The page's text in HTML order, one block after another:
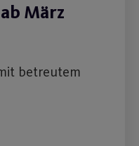
März
betreutem